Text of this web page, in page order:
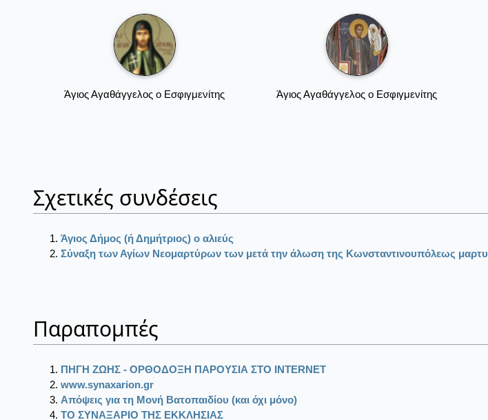
Άγιος Αγαθάγγελος ο Εσφιγμενίτης Άγιος Αγαθάγγελος ο Εσφιγμενίτης
Σχετικές συνδέσεις
Άγιος Δήμος (ή Δημήτριος) ο αλιεύς
Σύναξη των Αγίων Νεομαρτύρων των μετά την άλωση της Κωνσταντινουπόλεως
Παραπομπές
ΠΗΓΗ ΖΩΗΣ - ΟΡΘΟΔΟΞΗ ΠΑΡΟΥΣΙΑ ΣΤΟ ΙΝΤΕRΝΕΤ
www.synaxarion.gr
Απόψεις για τη Μονή Βατοπαιδίου (και όχι μόνο)
ΤΟ ΣΥΝΑΞΑΡΙΟ ΤΗΣ ΕΚΚΛΗΣΙΑΣ